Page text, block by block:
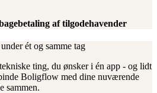
af tilgodehavender
ét og samme tag
ting, du ønsker i én app - og lidt
Boligflow med dine nuværende
sammen.